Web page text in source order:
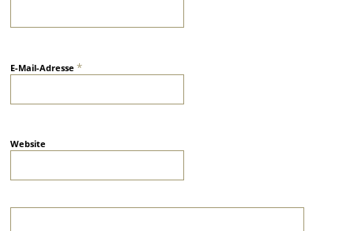
E-Mail-Adresse*
Website